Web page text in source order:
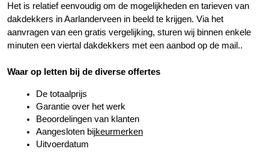
Het is relatief eenvoudig om de mogelijkheden en tarieven van
dakdekkers in Aarlanderveen in beeld te krijgen. Via het
aanvragen van een gratis vergelijking, sturen wij binnen enkele
minuten een viertal dakdekkers met een aanbod op de mail..
Waar op letten bij de diverse offertes
De totaalprijs
Garantie over het werk
Beoordelingen van klanten
Aangesloten bijkeurmerken
Uitvoerdatum